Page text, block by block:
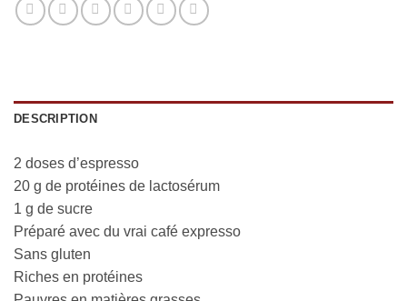
DESCRIPTION
2 doses d’espresso
20 g de protéines de lactosérum
1 g de sucre
Préparé avec du vrai café expresso
Sans gluten
Riches en protéines